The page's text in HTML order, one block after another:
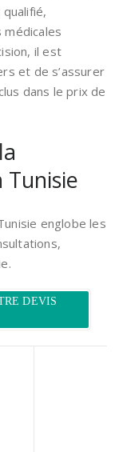
il est
et de s’assurer
dans le prix de
englobe les
DEVIS